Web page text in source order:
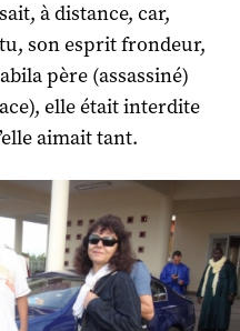
à distance, car,
son esprit frondeur,
père (assassiné)
elle était interdite
aimait tant.